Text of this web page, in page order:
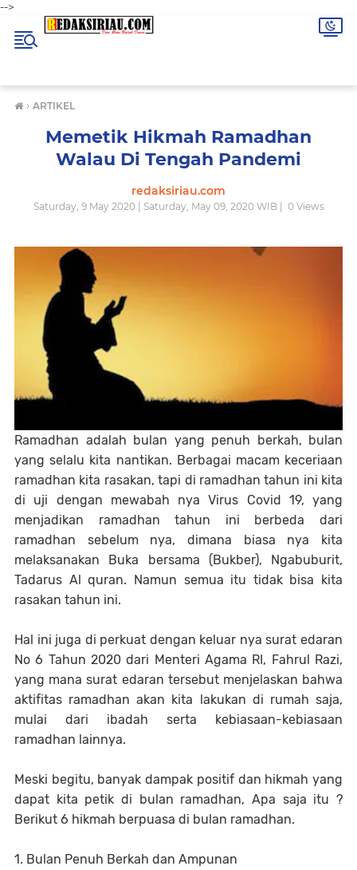
-->
› ARTIKEL
Memetik Hikmah Ramadhan
Walau Di Tengah Pandemi
redaksiriau.com
Saturday, 9 May 2020 | Saturday, May 09, 2020 WIB | 0Views
Ramadhan adalah bulan yang penuh berkah, bulan
yang selalu kita nantikan. Berbagai macam keceriaan
ramadhan kita rasakan, tapi di ramadhan tahun ini kita
di uji dengan mewabah nya Virus Covid 19, yang
menjadikan ramadhan tahun ini berbeda dari
ramadhan sebelum nya, dimana biasa nya kita
melaksanakan Buka bersama (Bukber), Ngabuburit,
Tadarus Al quran. Namun semua itu tidak bisa kita
rasakan tahun ini.
Hal ini juga di perkuat dengan keluar nya surat edaran
No 6 Tahun 2020 dari Menteri Agama RI, Fahrul Razi,
yang mana surat edaran tersebut menjelaskan bahwa
aktifitas ramadhan akan kita lakukan di rumah saja,
mulai dari ibadah serta kebiasaan-kebiasaan
ramadhan lainnya.
Meski begitu, banyak dampak positif dan hikmah yang
dapat kita petik di bulan ramadhan, Apa saja itu ?
Berikut 6 hikmah berpuasa di bulan ramadhan.
1. Bulan Penuh Berkah dan Ampunan